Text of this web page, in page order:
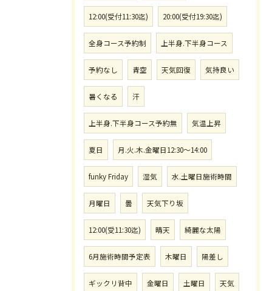
12:00(受付11:30迄) 20:00(受付19:30迄)
全身コース予約制 上半身.下半身コース
予約なし 青空 天気回復 気持良い
暑くなる 汗
上半身.下半身コース予約無 気温上昇
夏日 月.火.木.金曜日12:30〜14:00
funky Friday 湿気 水.土曜日施術時間
月曜日 曇 天気下り坂
12:00(受11:30迄) 晴天 綺麗な太陽
6月施術時間予定表 木曜日 陽差し
ギックリ背中 金曜日 土曜日 天気